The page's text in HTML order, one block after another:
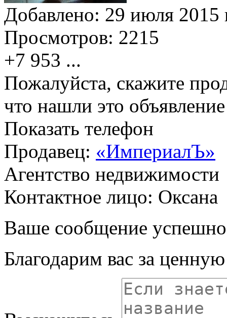
Добавлено: 29 июля 2015
Просмотров: 2215
+7 953 ...
Пожалуйста, скажите
что нашли это
Показать телефон
Продавец: «ИмпериалЪ»
Агентство недвижимости
Контактное лицо: Оксана
Ваше сообщение успешно
Благодарим вас за